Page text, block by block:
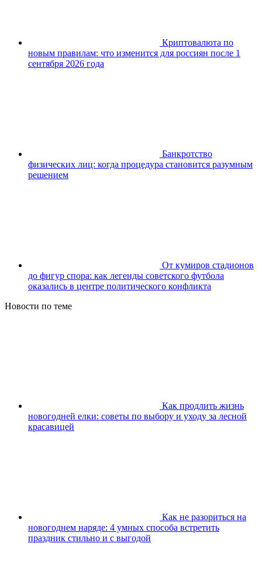
Криптовалюта по
новым правилам: что изменится для россиян после 1
сентября 2026 года
Банкротство
физических лиц: когда процедура становится разумным
решением
От кумиров стадионов
до фигур спора: как легенды советского футбола
оказались в центре политического конфликта
Новости по теме
Как продлить жизнь
новогодней елки: советы по выбору и уходу за лесной
красавицей
Как не разориться на
новогоднем наряде: 4 умных способа встретить
праздник стильно и с выгодой